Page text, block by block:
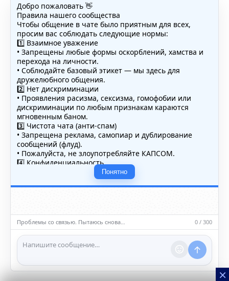
Добро пожаловать 👋
Правила нашего сообщества
Чтобы общение в чате было приятным для всех,
просим вас соблюдать следующие нормы:
1️⃣ Взаимное уважение
• Запрещены любые формы оскорблений, хамства и
перехода на личности.
• Соблюдайте базовый этикет — мы здесь для
дружелюбного общения.
2️⃣ Нет дискриминации
• Проявления расизма, сексизма, гомофобии или
дискриминации по любым признакам караются
мгновенным баном.
3️⃣ Чистота чата (анти-спам)
• Запрещена реклама, самопиар и дублирование
сообщений (флуд).
• Пожалуйста, не злоупотребляйте КАПСОМ.
4️⃣ Конфиденциальность
• Не публикуйте личные данные — свои или чужие
(телефоны, адреса, документы).
5️⃣ Уместность контента
насилию.
ℹ️ Модераторы и администраторы вправе удалять
сообщения и ограничивать доступ к чату при
нарушении правил.
Понятно
Проблемы со связью. Пытаюсь снова… 0 / 300
×